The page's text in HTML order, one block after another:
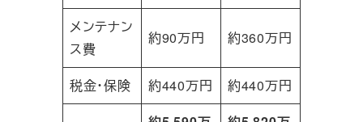
メンテナン
ス費
約90万円 約360万円
税金・保険 約440万円
約440万円